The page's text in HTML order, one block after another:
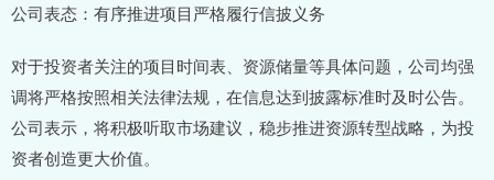
公司表态：有序推进项目严格履行信披义务
对于投资者关注的项目时间表、资源储量等具体问题，公司均强
调将严格按照相关法律法规，在信息达到披露标准时及时公告。
公司表示，将积极听取市场建议，稳步推进资源转型战略，为投
资者创造更大价值。